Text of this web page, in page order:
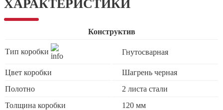
ХАРАКТЕРИСТИКИ
Конструктив
Тип коробки Гнутосварная
Цвет коробки
Шагрень черная
Полотно
2 листа стали
Толщина коробки
120 мм